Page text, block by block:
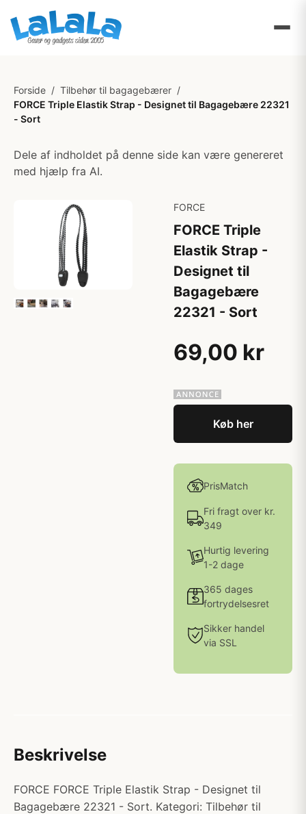
Forside / Tilbehør til bagagebærer /
FORCE Triple Elastik Strap - Designet til Bagagebære 22321
- Sort
Dele af indholdet på denne side kan være genereret
med hjælp fra AI.
FORCE
FORCE Triple
Elastik Strap -
Designet til
Bagagebære
22321 - Sort
69,00 kr
Køb her
PrisMatch
Fri fragt over kr.
349
Hurtig levering
1-2 dage
365 dages
fortrydelsesret
Sikker handel
via SSL
Beskrivelse
FORCE FORCE Triple Elastik Strap - Designet til
Bagagebære 22321 - Sort. Kategori: Tilbehør til